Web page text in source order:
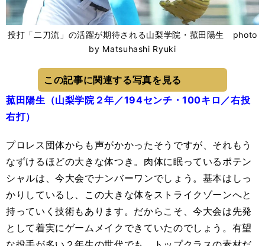
投打「二刀流」の活躍が期待される山梨学院・菰田陽生 photo
by Matsuhashi Ryuki
この記事に関連する写真を見る
菰田陽生（山梨学院２年／194センチ・100キロ／右投
右打）
プロレス団体からも声がかかったそうですが、それもう
なずけるほどの大きな体つき。肉体に眠っているポテン
シャルは、今大会でナンバーワンでしょう。基本はしっ
かりしているし、この大きな体をストライクゾーンへと
持っていく技術もあります。だからこそ、今大会は先発
として着実にゲームメイクできていたのでしょう。有望